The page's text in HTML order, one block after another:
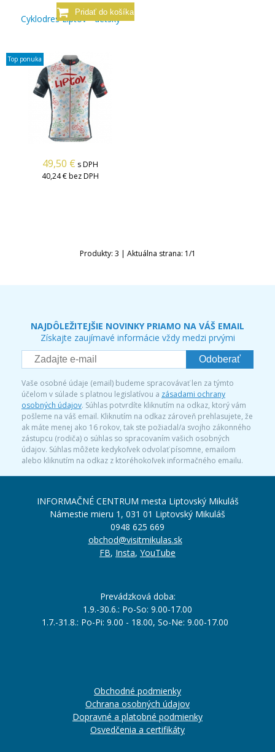
Cyklodres Liptov - detský
Top ponuka
49,50 € s DPH
40,24 €bez DPH
Produkty: 3 | Aktuálna strana: 1/1
NAJDÔLEŽITEJŠIE NOVINKY PRIAMO NA VÁŠ EMAIL
Získajte zaujímavé informácie vždy medzi prvými
Odoberať
Vaše osobné údaje (email) budeme spracovávať len za týmto
účelom v súlade s platnou legislatívou a zásadami ochrany
osobných údajov. Súhlas potvrdíte kliknutím na odkaz, ktorý vám
pošleme na váš email. Kliknutím na odkaz zároveň prehlasujete, že
ak máte menej ako 16 rokov, tak ste požiadal/a svojho zákonného
zástupcu (rodiča) o súhlas so spracovaním vašich osobných
údajov. Súhlas môžete kedykoľvek odvolať písomne, emailom
alebo kliknutím na odkaz z ktoréhokoľvek informačného emailu.
INFORMAČNÉ CENTRUM mesta Liptovský Mikuláš
Námestie mieru 1, 031 01 Liptovský Mikuláš
0948 625 669
obchod@visitmikulas.sk
FB, Insta, YouTube
Prevádzková doba:
1.9.-30.6.: Po-So: 9.00-17.00
1.7.-31.8.: Po-Pi: 9.00 - 18.00, So-Ne: 9.00-17.00
Obchodné podmienky
Ochrana osobných údajov
Dopravné a platobné podmienky
Osvedčenia a certifikáty